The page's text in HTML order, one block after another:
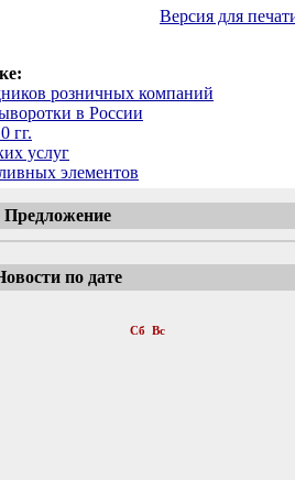
Версия для
розничных компаний
в России
гг.
услуг
элементов
Предложение
по дате
Сб Вс